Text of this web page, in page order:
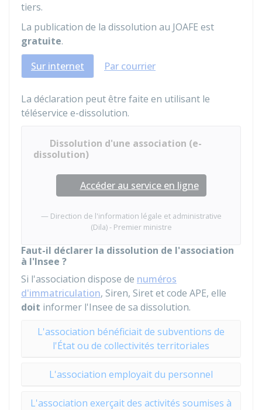
tiers.
La publication de la dissolution au JOAFE est
gratuite.
Sur internet
Par courrier
La déclaration peut être faite en utilisant le
téléservice e-dissolution.
Dissolution d'une association (e-
dissolution)
Accéder au service en ligne
Direction de l'information légale et administrative
(Dila) - Premier ministre
Faut-il déclarer la dissolution de l'association
à l'Insee ?
Si l'association dispose de numéros
d'immatriculation, Siren, Siret et code APE, elle
doit informer l'Insee de sa dissolution.
L'association bénéficiait de subventions de
l'État ou de collectivités territoriales
L'association employait du personnel
L'association exerçait des activités soumises à